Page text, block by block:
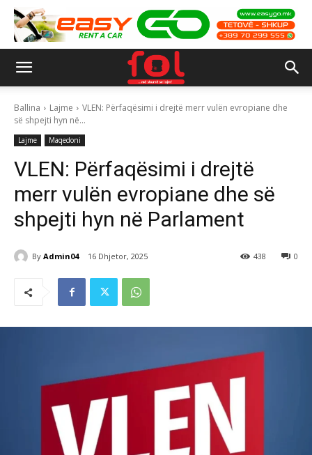
Ballina Lajme
VLEN: Përfaqësimi i drejtë merr vulën evropiane dhe
së shpejti hyn në...
Lajme Maqedoni
VLEN: Përfaqësimi i drejtë
merr vulën evropiane dhe së
shpejti hyn në Parlament
By Admin04 16 Dhjetor, 2025 0
438